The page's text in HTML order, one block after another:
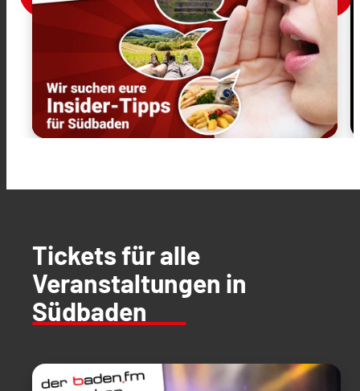
Tickets für alle
Veranstaltungen in
Südbaden